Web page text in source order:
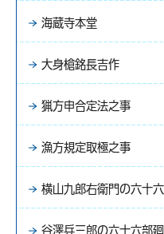
海蔵寺本堂
大身槍銘長吉作
猟方申合定法之事
漁方規定取極之事
横山九郎右衛門の六十
谷澤兵三郎の六十六部